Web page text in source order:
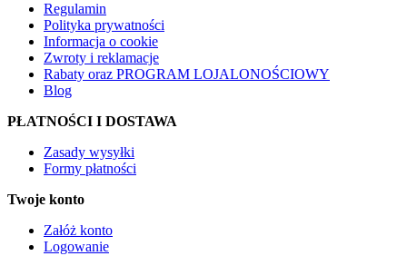
Regulamin
Polityka prywatności
Informacja o cookie
Zwroty i reklamacje
Rabaty oraz PROGRAM LOJALONOŚCIOWY
Blog
PŁATNOŚCI I DOSTAWA
Zasady wysyłki
Formy płatności
Twoje konto
Załóż konto
Logowanie